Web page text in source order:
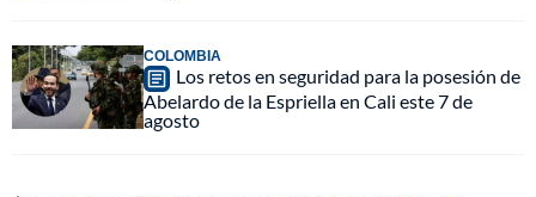
COLOMBIA
Los retos en seguridad para la posesión de
Abelardo de la Espriella en Cali este 7 de
agosto